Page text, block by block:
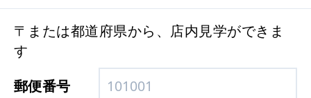
〒または都道府県から、店内見学ができま
す
郵便番号